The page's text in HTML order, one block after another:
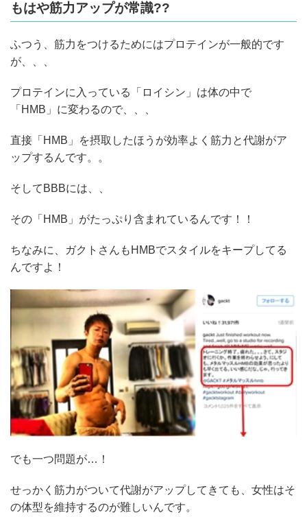
もはや筋力アップが常識??
ふつう、筋力をつけるためにはプロテインが一般的です
が、、、
プロテインに入っている「ロイシン」は体の中で
「HMB」に変わるので、、、
直接「HMB」を摂取したほうが効率よく筋力と代謝がア
ップするんです。。
そしてBBBには、、
その「HMB」がたっぷり含まれているんです！！
ちなみに、ガクトさんもHMBでスタイルをキープしてる
んですよ！
でも一つ問題が…！
せっかく筋力がついて代謝がアップしてきても、女性はそ
の体型を維持するのが難しいんです。